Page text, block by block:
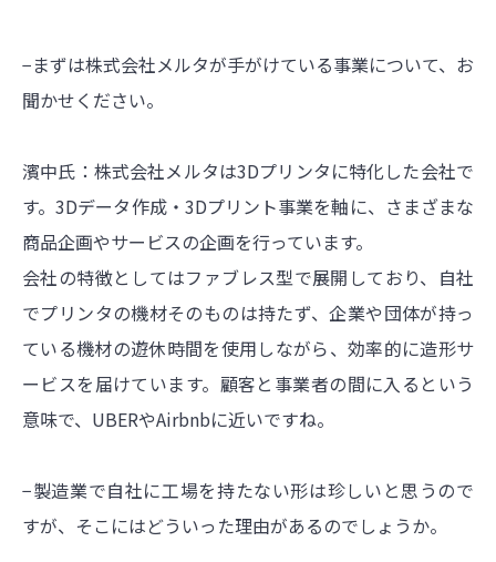
−まずは株式会社メルタが手がけている事業について、お
聞かせください。
濱中氏：株式会社メルタは3Dプリンタに特化した会社で
す。3Dデータ作成・3Dプリント事業を軸に、さまざまな
商品企画やサービスの企画を行っています。
会社の特徴としてはファブレス型で展開しており、自社
でプリンタの機材そのものは持たず、企業や団体が持っ
ている機材の遊休時間を使用しながら、効率的に造形サ
ービスを届けています。顧客と事業者の間に入るという
意味で、UBERやAirbnbに近いですね。
−製造業で自社に工場を持たない形は珍しいと思うので
すが、そこにはどういった理由があるのでしょうか。